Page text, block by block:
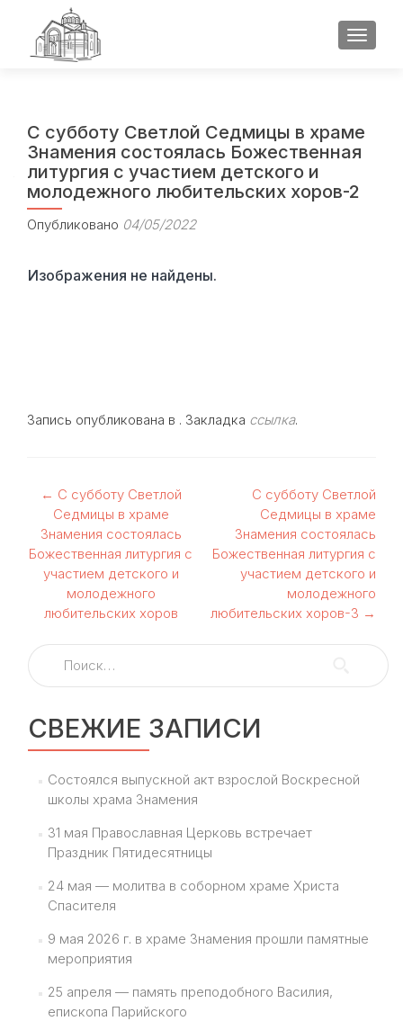
С субботу Светлой Седмицы в храме
Знамения состоялась Божественная
литургия с участием детского и
молодежного любительских хоров-2
Опубликовано 04/05/2022
Изображения не найдены.
Запись опубликована в . Закладка ссылка.
Навигация
по
записям
← С субботу Светлой
Седмицы в храме
Знамения состоялась
Божественная литургия с
участием детского и
молодежного
любительских хоров
С субботу Светлой
Седмицы в храме
Знамения состоялась
Божественная литургия с
участием детского и
молодежного
любительских хоров-3 →
Найти:
СВЕЖИЕ ЗАПИСИ
Состоялся выпускной акт взрослой Воскресной
школы храма Знамения
31 мая Православная Церковь встречает
Праздник Пятидесятницы
24 мая — молитва в соборном храме Христа
Спасителя
9 мая 2026 г. в храме Знамения прошли памятные
мероприятия
25 апреля — память преподобного Василия,
епископа Парийского